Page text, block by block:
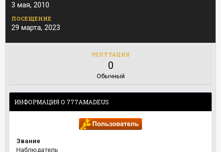
3 мая, 2010
ПОСЕЩЕНИЕ
29 марта, 2023
РЕПУТАЦИЯ
0
Обычный
ИНФОРМАЦИЯ О 777AMADEUS
Звание
Наблюдатель